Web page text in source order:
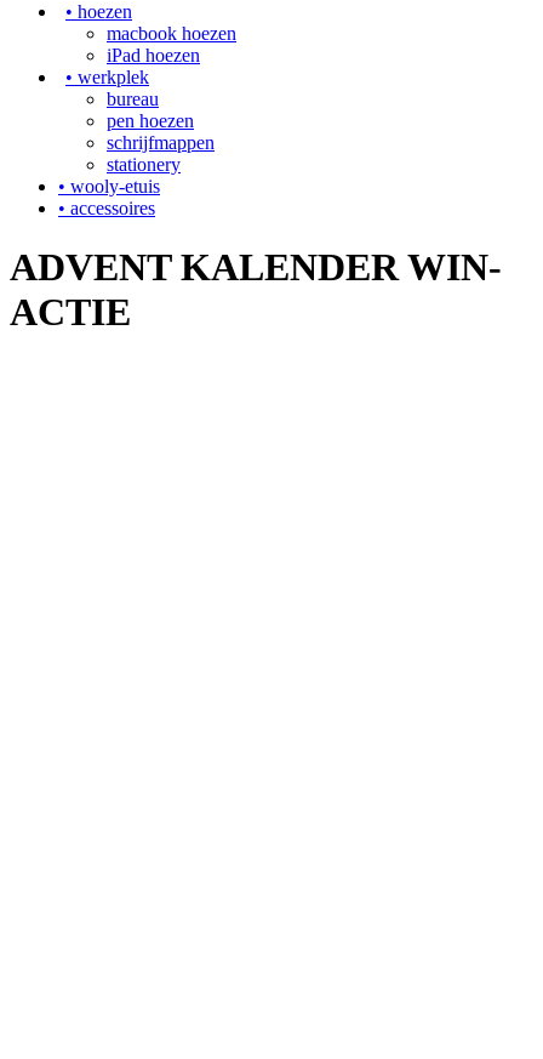
• hoezen
macbook hoezen
iPad hoezen
• werkplek
bureau
pen hoezen
schrijfmappen
stationery
• wooly-etuis
• accessoires
ADVENT KALENDER WIN-
ACTIE